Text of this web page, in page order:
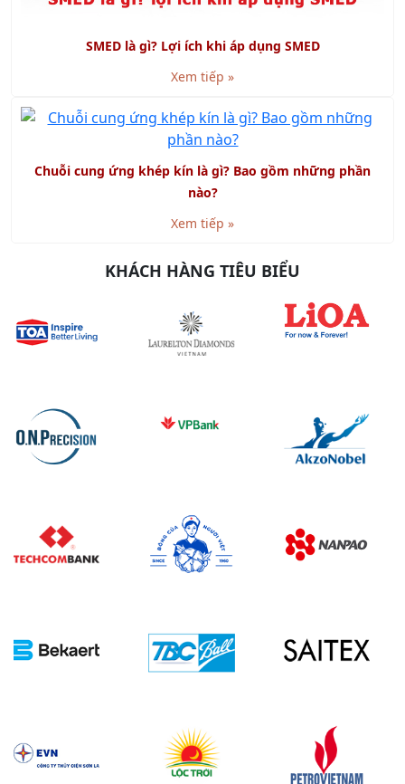
SMED là gì? Lợi ích khi áp dụng SMED
Xem tiếp »
Chuỗi cung ứng khép kín là gì? Bao gồm những phần
nào?
Xem tiếp »
KHÁCH HÀNG TIÊU BIỂU